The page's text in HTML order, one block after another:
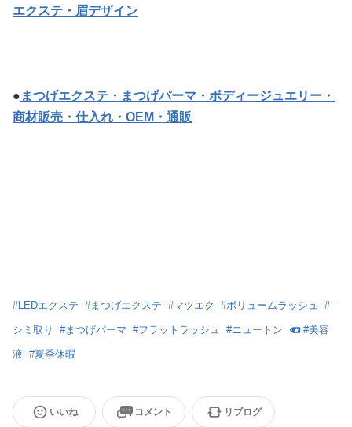
エクステ・眉デザイン
● まつげエクステ・まつげパーマ・ボディージュエリー・
商材販売・仕入れ・OEM・通販
#LEDエクステ #まつげエクステ #マツエク #ボリュームラッシュ #
シミ取り #まつげパーマ #フラットラッシュ #ニュートン #美容
液 #夏季休暇
いいね コメント リブログ